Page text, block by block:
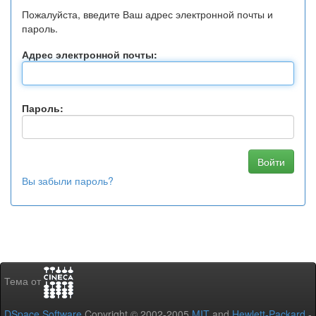
Пожалуйста, введите Ваш адрес электронной почты и
пароль.
Адрес электронной почты:
Пароль:
Вы забыли пароль?
Тема от